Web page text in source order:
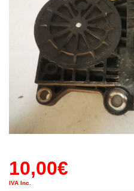
10,00€
IVA Inc.